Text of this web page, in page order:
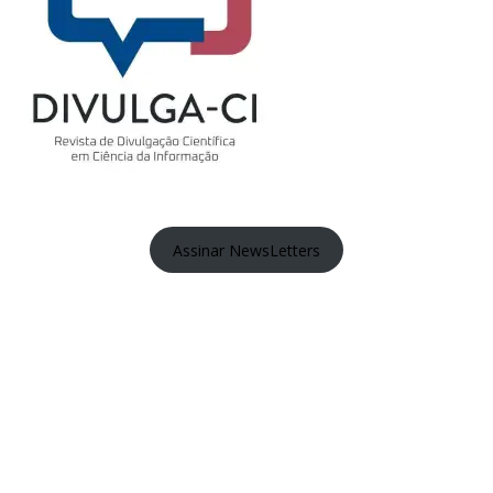
Assinar NewsLetters